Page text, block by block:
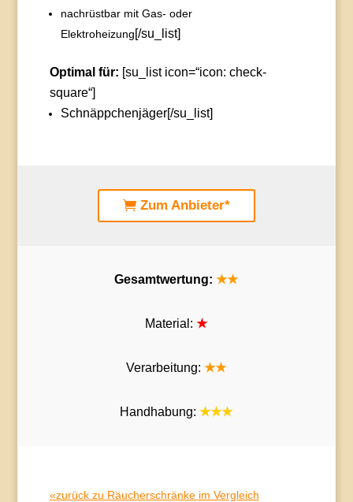
nachrüstbar mit Gas- oder
Elektroheizung[/su_list]
Optimal für: [su_list icon=“icon: check-
square“]
Schnäppchenjäger[/su_list]
Zum Anbieter*
Gesamtwertung:★★
Material:★
Verarbeitung:★★
Handhabung:★★★
«zurück zu Räucherschränke im Vergleich